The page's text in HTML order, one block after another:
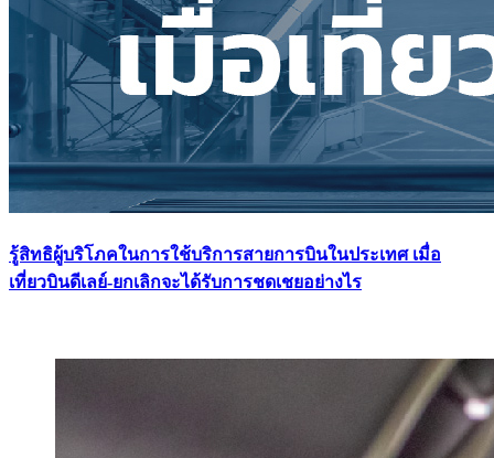
รู้สิทธิผู้บริโภคในการใช้บริการสายการบินในประเทศ เมื่อ
เที่ยวบินดีเลย์-ยกเลิกจะได้รับการชดเชยอย่างไร